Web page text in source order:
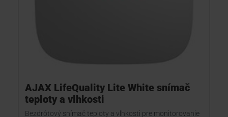
AJAX LifeQuality Lite White snímač
teploty a vlhkosti
Bezdrôtový snímač teploty a vlhkosti pre monitorovanie